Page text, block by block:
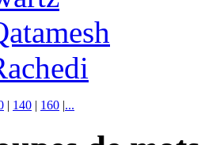
| 140 | 160 |...